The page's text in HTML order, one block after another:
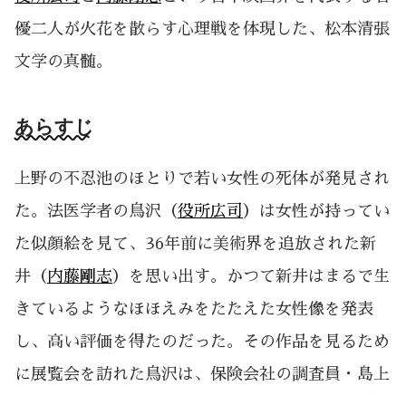
優二人が火花を散らす心理戦を体現した、松本清張
文学の真髄。
あらすじ
上野の不忍池のほとりで若い女性の死体が発見され
た。法医学者の鳥沢（役所広司 ）は女性が持ってい
た似顔絵を見て、36年前に美術界を追放された新
井（ 内藤剛志）を思い出す。かつて新井はまるで生
きているようなほほえみをたたえた女性像を発表
し、高い評価を得たのだった。その作品を見るため
に展覧会を訪れた鳥沢は、保険会社の調査員・島上